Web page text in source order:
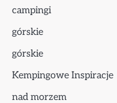
campingi
górskie
górskie
Kempingowe Inspiracje
nad morzem